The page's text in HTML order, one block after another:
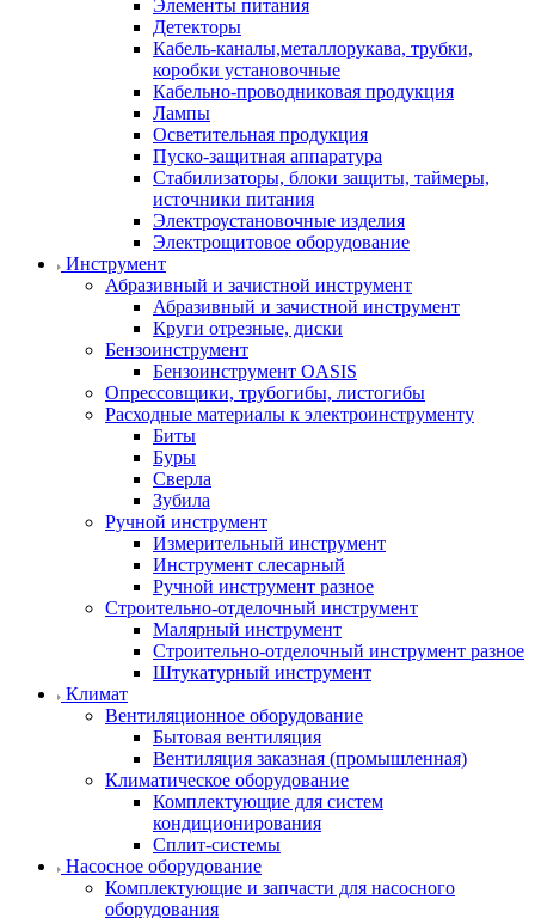
Элементы питания
Детекторы
Кабель-каналы,металлорукава, трубки,
коробки установочные
Кабельно-проводниковая продукция
Лампы
Осветительная продукция
Пуско-защитная аппаратура
Стабилизаторы, блоки защиты, таймеры,
источники питания
Электроустановочные изделия
Электрощитовое оборудование
Инструмент
Абразивный и зачистной инструмент
Абразивный и зачистной инструмент
Круги отрезные, диски
Бензоинструмент
Бензоинструмент OASIS
Опрессовщики, трубогибы, листогибы
Расходные материалы к электроинструменту
Биты
Буры
Сверла
Зубила
Ручной инструмент
Измерительный инструмент
Инструмент слесарный
Ручной инструмент разное
Строительно-отделочный инструмент
Малярный инструмент
Строительно-отделочный инструмент разное
Штукатурный инструмент
Климат
Вентиляционное оборудование
Бытовая вентиляция
Вентиляция заказная (промышленная)
Климатическое оборудование
Комплектующие для систем
кондиционирования
Сплит-системы
Насосное оборудование
Комплектующие и запчасти для насосного
оборудования